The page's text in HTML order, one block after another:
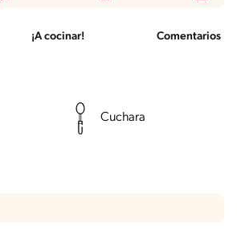
¡A cocinar! Comentarios
Cuchara